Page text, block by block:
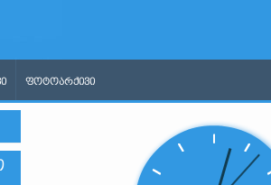
ᲤᲝᲢᲝᲐᲠᲥᲘᲕᲘ